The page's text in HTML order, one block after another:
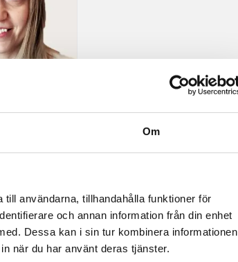
Om
användarna, tillhandahålla funktioner för
och annan information från din enhet
Dessa kan i sin tur kombinera informationen
när du har använt deras tjänster.
ta
i